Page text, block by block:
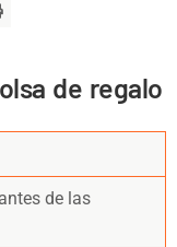
de regalo
de las